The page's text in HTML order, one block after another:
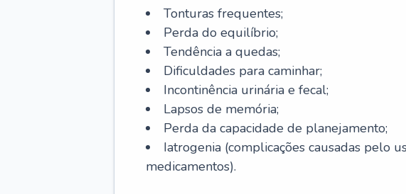
Tonturas frequentes;
Perda do equilíbrio;
Tendência a quedas;
Dificuldades para caminhar;
Incontinência urinária e fecal;
Lapsos de memória;
Perda da capacidade de planejamento;
Iatrogenia (complicações causadas pelo
medicamentos).